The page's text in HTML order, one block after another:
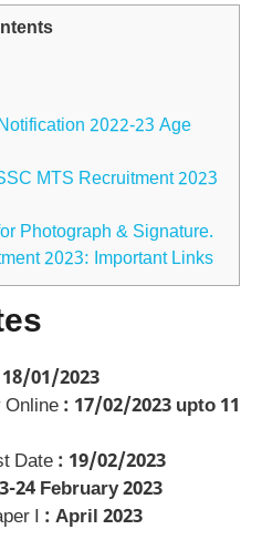
2022-23 Age
MTS Recruitment 2023
Photograph & Signature.
2023: Important Links
01/2023
Online : 17/02/2023 upto 11
Date : 19/02/2023
24 February 2023
I : April 2023